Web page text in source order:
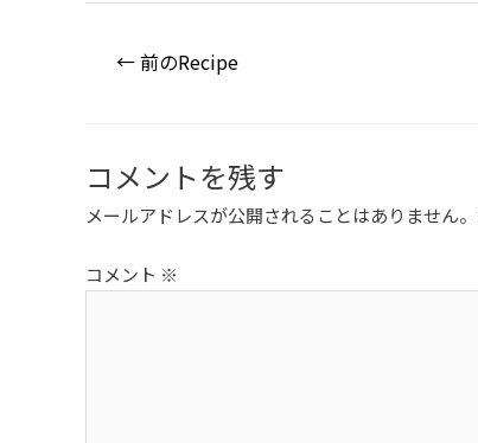
ゲ
ー
ョ
←前のRecipe
コメントを残す
メールアドレスが公開されることはありません。
コメント ※